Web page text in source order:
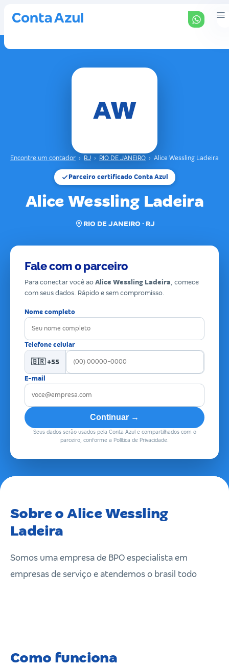
AW
Encontre um contador › RJ › RIO DE JANEIRO › Alice Wessling Ladeira
Parceiro certificado Conta Azul
Alice Wessling Ladeira
RIO DE JANEIRO · RJ
Fale com o parceiro
Para conectar você ao Alice Wessling Ladeira, comece
com seus dados. Rápido e sem compromisso.
Nome completo
Telefone celular
🇧🇷 +55
E-mail
Continuar →
Seus dados serão usados pela Conta Azul e compartilhados com o
parceiro, conforme a Política de Privacidade.
Sobre o Alice Wessling
Ladeira
Somos uma empresa de BPO especialista em
empresas de serviço e atendemos o brasil todo
Como funciona